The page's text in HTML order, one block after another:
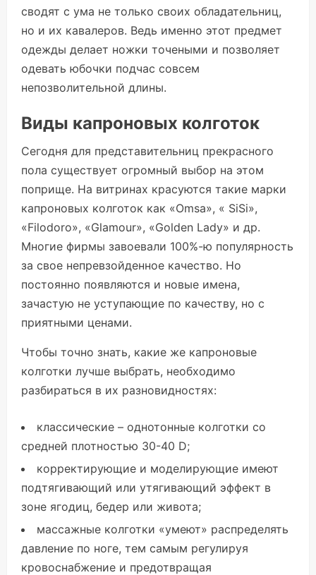
сводят с ума не только своих обладательниц,
но и их кавалеров. Ведь именно этот предмет
одежды делает ножки точеными и позволяет
одевать юбочки подчас совсем
непозволительной длины.
Виды капроновых колготок
Сегодня для представительниц прекрасного
пола существует огромный выбор на этом
поприще. На витринах красуются такие марки
капроновых колготок как «Omsa», « SiSi»,
«Filodoro», «Glamour», «Golden Lady» и др.
Многие фирмы завоевали 100%-ю популярность
за свое непревзойденное качество. Но
постоянно появляются и новые имена,
зачастую не уступающие по качеству, но с
приятными ценами.
Чтобы точно знать, какие же капроновые
колготки лучше выбрать, необходимо
разбираться в их разновидностях:
классические – однотонные колготки со
средней плотностью 30-40 D;
корректирующие и моделирующие имеют
подтягивающий или утягивающий эффект в
зоне ягодиц, бедер или живота;
массажные колготки «умеют» распределять
давление по ноге, тем самым регулируя
кровоснабжение и предотвращая